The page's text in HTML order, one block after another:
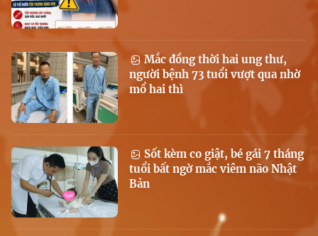
Mắc đồng thời hai ung thư,
người bệnh 73 tuổi vượt qua nhờ
mổ hai thì
Sốt kèm co giật, bé gái 7 tháng
tuổi bất ngờ mắc viêm não Nhật
Bản